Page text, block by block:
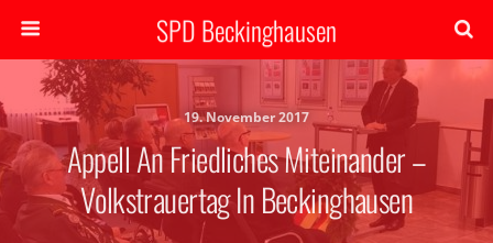
SPD Beckinghausen
19. November 2017
Appell An Friedliches Miteinander –
Volkstrauertag In Beckinghausen